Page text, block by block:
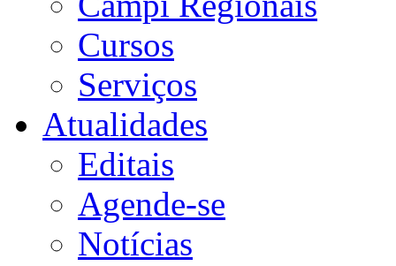
Cursos
Serviços
Atualidades
Editais
Agende-se
Notícias